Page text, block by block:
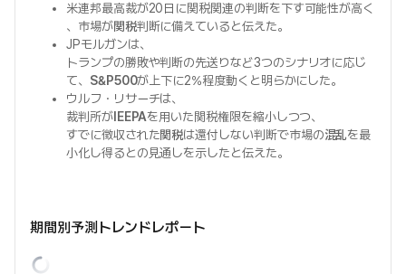
米連邦最高裁が20日に関税関連の判断を下す可能性が高く
、市場が関税判断に備えていると伝えた。
JPモルガンは、
トランプの勝敗や判断の先送りなど3つのシナリオに応じ
て、 S&P500が上下に2%程度動くと明らかにした。
ウルフ・リサーチは、
裁判所がIEEPAを用いた関税権限を縮小しつつ、
すでに徴収された関税は還付しない判断で市場の混乱を最
小化し得るとの見通しを示したと伝えた。
期間別予測トレンドレポート